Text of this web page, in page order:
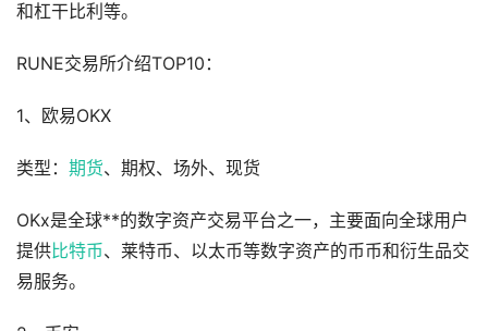
和杠干比利等。
RUNE交易所介绍TOP10：
1、欧易OKX
类型： 期货、期权、场外、现货
OKx是全球**的数字资产交易平台之一，主要面向全球用户
提供比特币、莱特币、以太币等数字资产的币币和衍生品交
易服务。